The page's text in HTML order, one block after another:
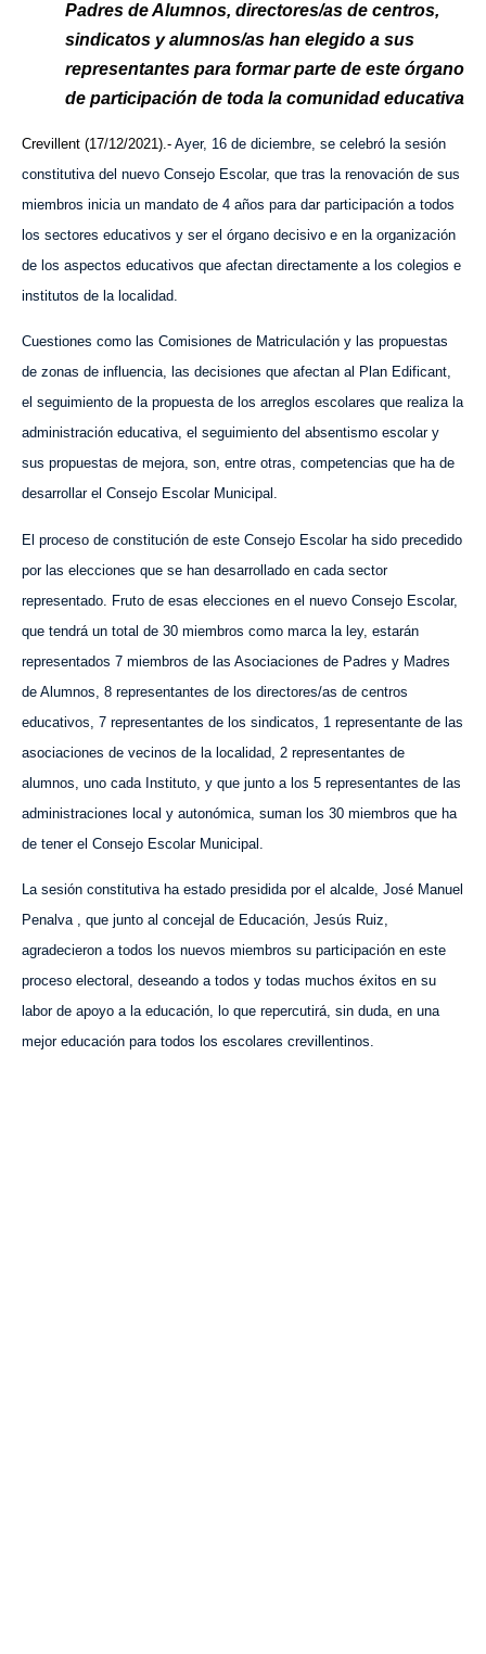
Padres de Alumnos, directores/as de centros,
sindicatos y alumnos/as han elegido a sus
representantes para formar parte de este órgano
de participación de toda la comunidad educativa
Crevillent (17/12/2021).- Ayer, 16 de diciembre, se celebró l a sesión
constitutiva del nuevo Consejo Escolar, que tras la renovación de sus
miembros inicia un mandato de 4 años para dar participación a todos
los sectores educativos y ser el órgano decisivo e en la organización
de los aspectos educativos que afectan directamente a los colegios e
institutos de la localidad.
Cuestiones como las Comisiones de Matriculación y las propuestas
de zonas de influencia, las decisiones que afectan al Plan Edificant,
el seguimiento de la propuesta de los arreglos escolares que realiza la
administración educativa, el seguimiento del absentismo escolar y
sus propuestas de mejora, son, entre otras, competencias que ha de
desarrollar el Consejo Escolar Municipal.
El proceso de constitución de este Consejo Escolar ha sido precedido
por las elecciones que se han desarrollado en cada sector
representado. Fruto de esas elecciones en el nuevo Consejo Escolar,
que tendrá un total de 30 miembros como marca la ley, estarán
representados 7 miembros de las Asociaciones de Padres y Madres
de Alumnos, 8 representantes de los directores/as de centros
educativos, 7 representantes de los sindicatos, 1 representante de las
asociaciones de vecinos de la localidad, 2 representantes de
alumnos, uno cada Instituto, y que junto a los 5 representantes de las
administraciones local y autonómica, suman los 30 miembros que ha
de tener el Consejo Escolar Municipal.
La sesión constitutiva ha estado presidida por el alcalde, José Manuel
Penalva , que junto al concejal de Educación, Jesús Ruiz,
agradecieron a todos los nuevos miembros su participación en este
proceso electoral, deseando a todos y todas muchos éxitos en su
labor de apoyo a la educación, lo que repercutirá, sin duda, en una
mejor educación para todos los escolares crevillentinos.